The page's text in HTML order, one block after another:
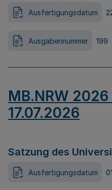
Ausfertigungsdatum
Ausgabennummer 199
MB.NRW 2026
17.07.2026
Satzung des
Ausfertigungsdatum